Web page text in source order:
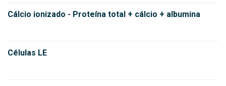
Cálcio ionizado - Proteína total + cálcio + albumina
Células LE